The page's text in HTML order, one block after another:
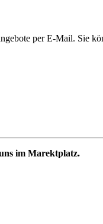
per E-Mail. Sie
im Marektplatz.